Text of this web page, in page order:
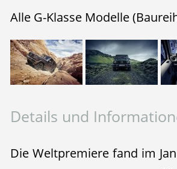
Alle G-Klasse Modelle
Details und
Die Weltpremiere fand im